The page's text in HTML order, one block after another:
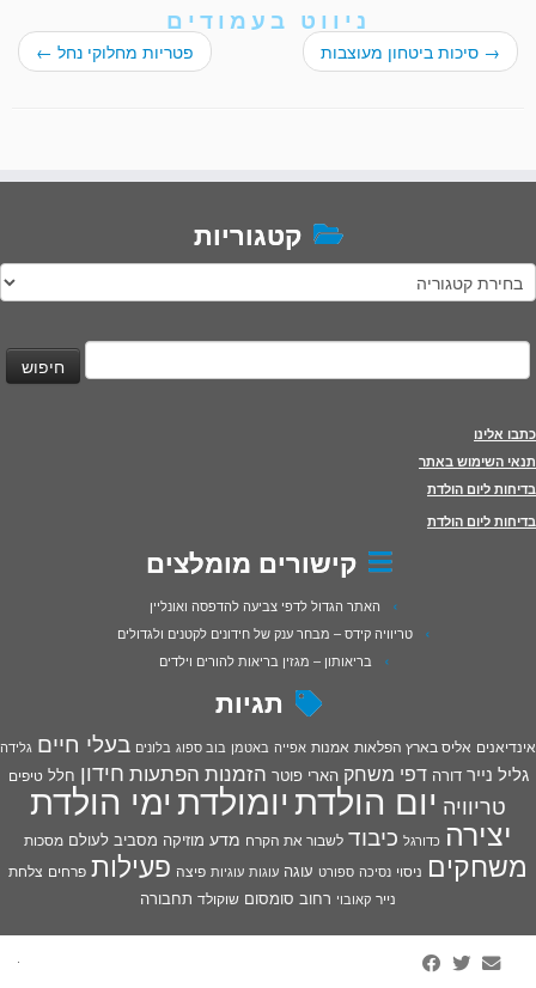
ניווט בעמודים
→ סיכות ביטחון מעוצבות פטריות מחלוקי נחל ←
קטגוריות
קטגוריות
חיפוש:
כתבו אלינו
תנאי השימוש באתר
בדיחות ליום הולדת
בדיחות ליום הולדת
קישורים מומלצים
האתר הגדול לדפי צביעה להדפסה ואונליין
טריוויה קידס – מבחר ענק של חידונים לקטנים ולגדולים
בריאותון – מגזין בריאות להורים וילדים
תגיות
אינדיאנים אליס בארץ הפלאות אמנות אפייה באטמן בוב ספוג בלונים בעלי חיים גלידה
גליל נייר דורה דפי משחק הארי פוטר הזמנות הפתעות חידון חלל טיפים
טריוויה יום הולדתיומולדתימי הולדת
יצירה כדורגל כיבוד לשבור את הקרח מדע מוזיקה מסביב לעולם מסכות
משחקים ניסוי נסיכה ספורט עוגה עוגות עוגיות פיצה פעילות פרחים צלחת
נייר קאובוי רחוב סומסום שוקולד תחבורה
·